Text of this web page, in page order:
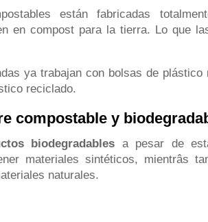
están fabricadas
en compost para la tierra. Lo que
ya trabajan con bolsas de plástico
reciclado.
compostable y
biodegradables a pesar de
materiales sintéticos, mientrâs
naturales.